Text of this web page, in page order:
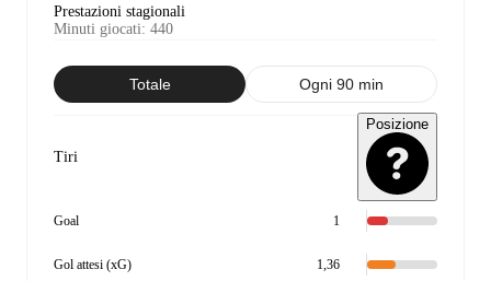
Prestazioni stagionali
Minuti giocati: 440
Totale Ogni 90 min
Tiri
Posizione
Goal 1
Gol attesi (xG) 1,36